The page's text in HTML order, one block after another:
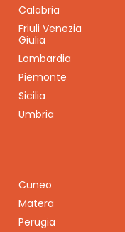
Calabria
Friuli Venezia
Giulia
Lombardia
Piemonte
Sicilia
Umbria
Cuneo
Matera
Perugia